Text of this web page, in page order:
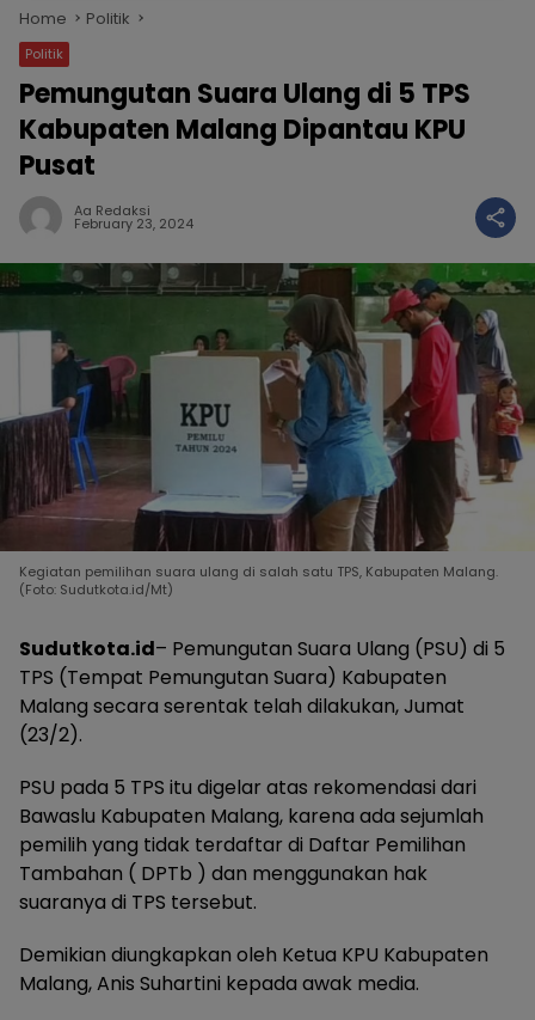
Home Politik
Politik
Pemungutan Suara Ulang di 5 TPS
Kabupaten Malang Dipantau KPU
Pusat
Aa Redaksi
February 23, 2024
Kegiatan pemilihan suara ulang di salah satu TPS, Kabupaten Malang.
(Foto: Sudutkota.id/Mt)
Sudutkota.id– Pemungutan Suara Ulang (PSU) di 5
TPS (Tempat Pemungutan Suara) Kabupaten
Malang secara serentak telah dilakukan, Jumat
(23/2).
PSU pada 5 TPS itu digelar atas rekomendasi dari
Bawaslu Kabupaten Malang, karena ada sejumlah
pemilih yang tidak terdaftar di Daftar Pemilihan
Tambahan ( DPTb ) dan menggunakan hak
suaranya di TPS tersebut.
Demikian diungkapkan oleh Ketua KPU Kabupaten
Malang, Anis Suhartini kepada awak media.